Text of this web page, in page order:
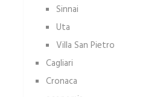
Sinnai
Uta
Villa San Pietro
Cagliari
Cronaca